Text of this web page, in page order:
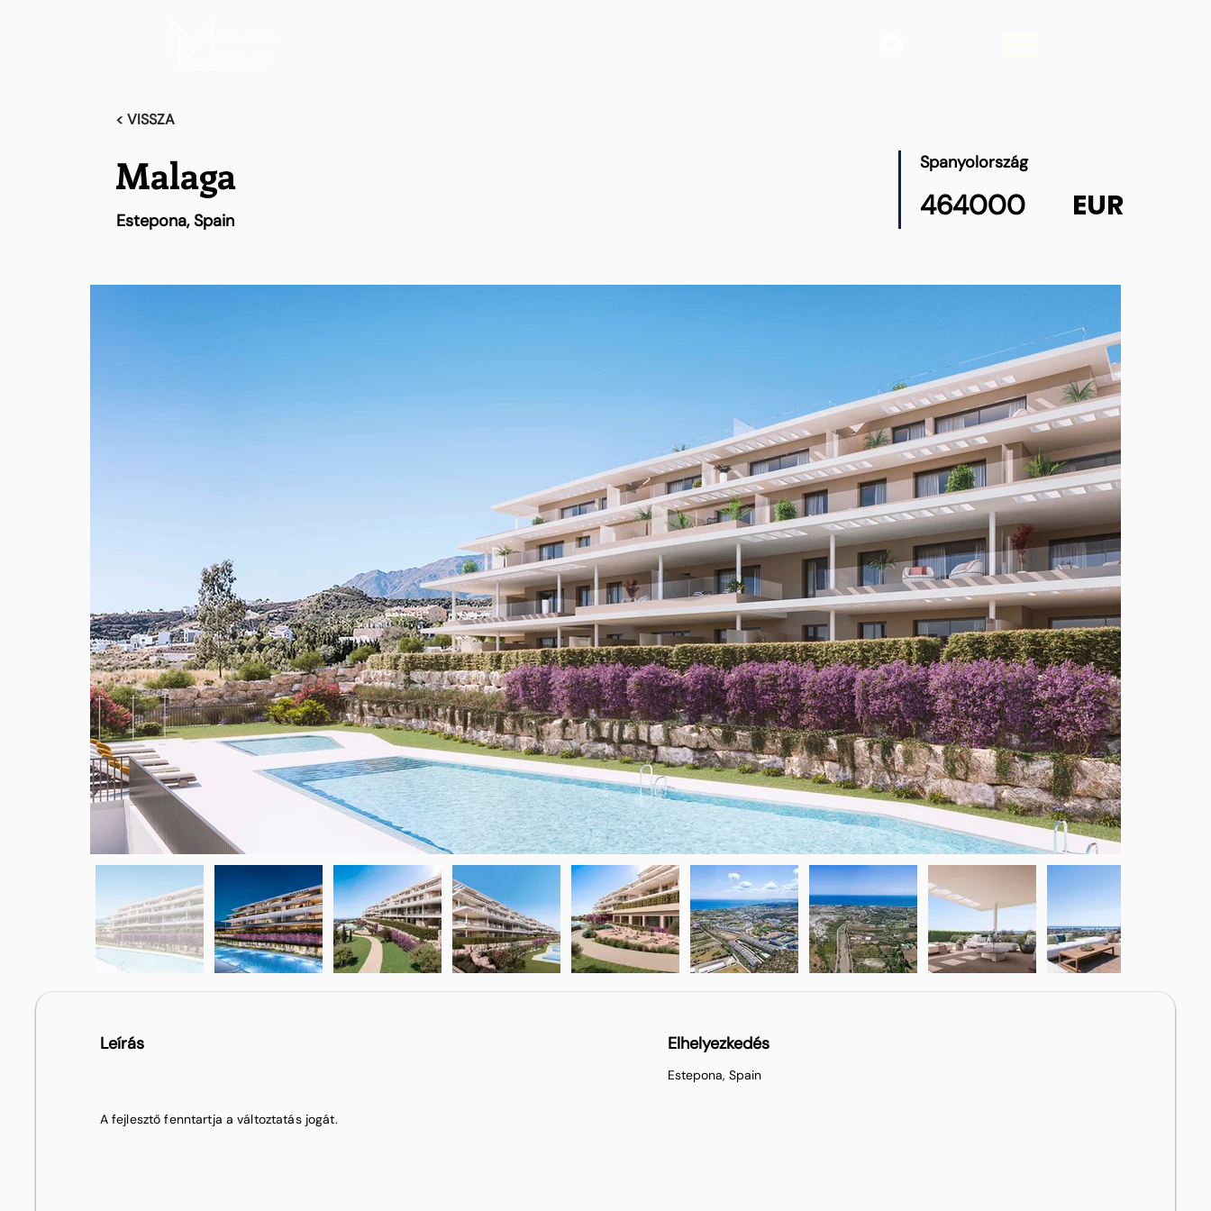
< VISSZA
Malaga
Estepona, Spain
Spanyolország
464000 EUR
Leírás
A fejlesztő fenntartja a változtatás jogát.
Elhelyezkedés
Estepona, Spain